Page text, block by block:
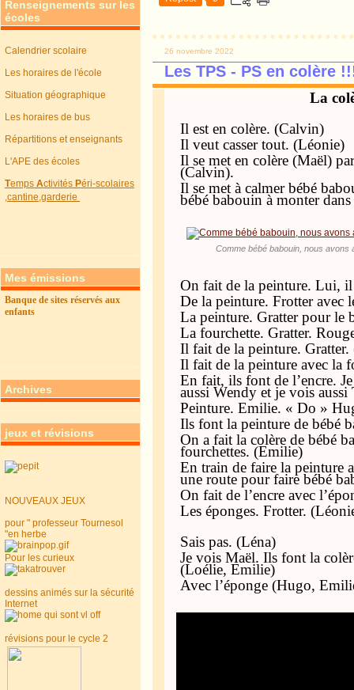
Renseignements sur les
écoles
Calendrier scolaire
Les horaires de l'école
Situation géographique
Les horaires de bus
Répartitions et enseignants
L'APE des écoles
TempsActivitésPéri-scolaires
,cantine,garderie
Mes émissions
Banque de sites réservés aux
enfants
Archives
jeux et révisions
NOUVEAUX JEUX
pour " professeur Tournesol
"en herbe
Pour les curieux
dessins animés sur la sécurité
Internet
révisions pour le cycle 2
26 novembre 2022
Les TPS - PS en colère
La
Il est en colère. (Calvin)
Il veut casser tout. (Léonie)
Il se met en colère (Maël)
(Calvin).
Il se met à calmer bébé
bébé babouin à monter
Comme bébé babouin, nous
On fait de la peinture. Lui,
De la peinture. Frotter avec
La peinture. Gratter pour le
La fourchette. Gratter.
Il fait de la peinture.
Il fait de la peinture avec la
En fait, ils font de l’encre.
aussi Wendy et je vois
Peinture. Emilie. « Do »
Ils font la peinture de bébé
On a fait la colère de bébé
fourchettes. (Emilie)
En train de faire la peinture
une route pour faire bébé
On fait de l’encre avec
Les éponges. Frotter.
Sais pas. (Léna)
Je vois Maël. Ils font la
(Loélie, Emilie)
Avec l’éponge (Hugo,